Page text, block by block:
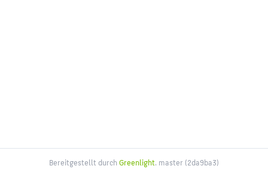
Bereitgestellt durchGreenlight. master (2da9ba3)